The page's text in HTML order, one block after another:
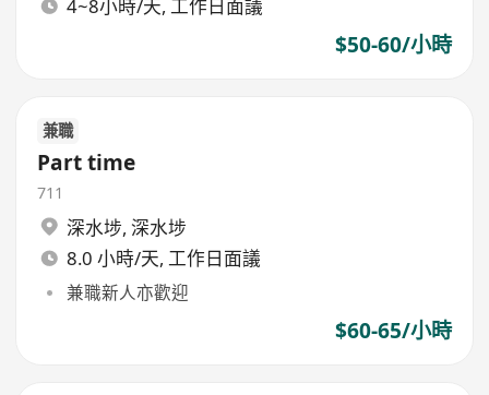
4~8小時/天, 工作日面議
$50-60/小時
兼職
Part time
711
深水埗, 深水埗
8.0 小時/天, 工作日面議
兼職新人亦歡迎
$60-65/小時